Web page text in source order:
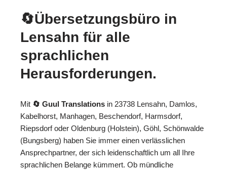
🔄Übersetzungsbüro in
Lensahn für alle
sprachlichen
Herausforderungen.
Mit 🔄 Guul Translations in 23738 Lensahn, Damlos,
Kabelhorst, Manhagen, Beschendorf, Harmsdorf,
Riepsdorf oder Oldenburg (Holstein), Göhl, Schönwalde
(Bungsberg) haben Sie immer einen verlässlichen
Ansprechpartner, der sich leidenschaftlich um all Ihre
sprachlichen Belange kümmert. Ob mündliche